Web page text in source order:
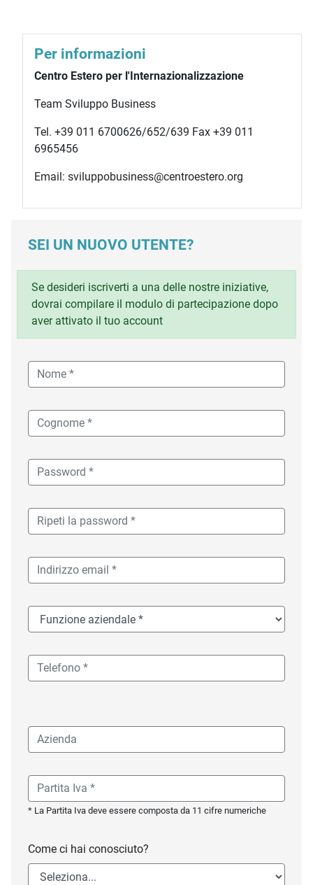
Per informazioni
Centro Estero per l'Internazionalizzazione
Team Sviluppo Business
Tel. +39 011 6700626/652/639 Fax +39 011
6965456
Email: sviluppobusiness@centroestero.org
SEI UN NUOVO UTENTE?
Se desideri iscriverti a una delle nostre iniziative,
dovrai compilare il modulo di partecipazione dopo
aver attivato il tuo account
* La Partita Iva deve essere composta da 11 cifre numeriche
Come ci hai conosciuto?